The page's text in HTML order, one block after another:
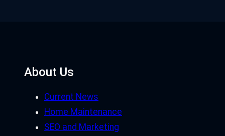
About Us
Current News
Home Maintenance
SEO and Marketing